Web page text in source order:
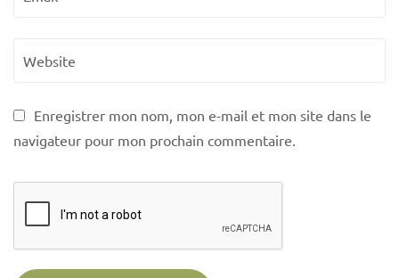
Enregistrer mon nom, mon e-mail et mon site dans le
navigateur pour mon prochain commentaire.